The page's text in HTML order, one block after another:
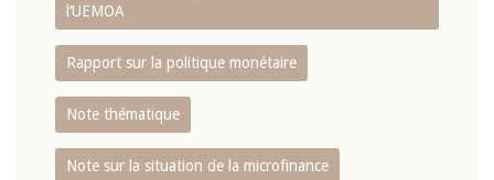
l‘UEMOA
Rapport sur la politique monétaire
Note thématique
Note sur la situation de la microfinance